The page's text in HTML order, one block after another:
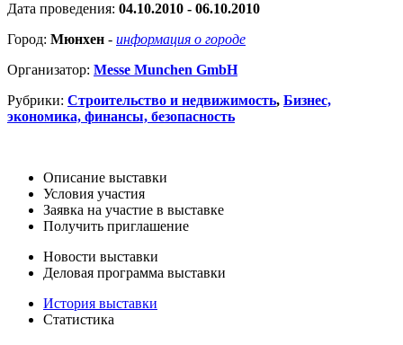
Дата проведения: 04.10.2010 - 06.10.2010
Город: Мюнхен - информация о городе
Организатор: Messe Munchen GmbH
Рубрики: Строительство и недвижимость, Бизнес,
экономика, финансы, безопасность
Описание выставки
Условия участия
Заявка на участие в выставке
Получить приглашение
Новости выставки
Деловая программа выставки
История выставки
Статистика